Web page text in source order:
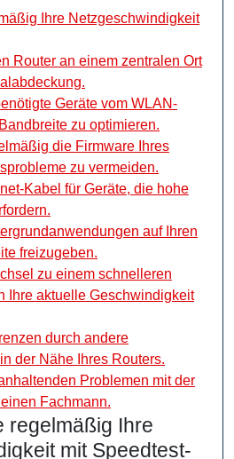
Ihre Netzgeschwindigkeit
Router an einem zentralen Ort
Geräte vom WLAN-
zu optimieren.
die Firmware Ihres
zu vermeiden.
Kabel für Geräte, die hohe
auf Ihren
freizugeben.
zu einem schnelleren
Ihre aktuelle Geschwindigkeit
durch andere
der Nähe Ihres Routers.
Problemen mit der
Fachmann.
regelmäßig Ihre
mit Speedtest-